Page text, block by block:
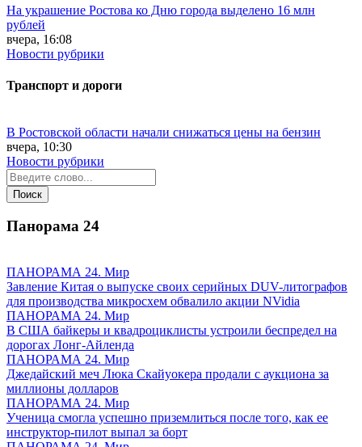
На украшение Ростова ко Дню города выделено 16 млн
рублей
вчера, 16:08
Новости рубрики
Транспорт и дороги
В Ростовской области начали снижаться цены на бензин
вчера, 10:30
Новости рубрики
Панорама 24
ПАНОРАМА 24. Мир
Завление Китая о выпуске своих серийных DUV-литографов
для производства микросхем обвалило акции NVidia
ПАНОРАМА 24. Мир
В США байкеры и квадроциклисты устроили беспредел на
дорогах Лонг-Айленда
ПАНОРАМА 24. Мир
Джедайский меч Люка Скайуокера продали с аукциона за
миллионы долларов
ПАНОРАМА 24. Мир
Ученица смогла успешно приземлиться после того, как ее
инструктор-пилот выпал за борт